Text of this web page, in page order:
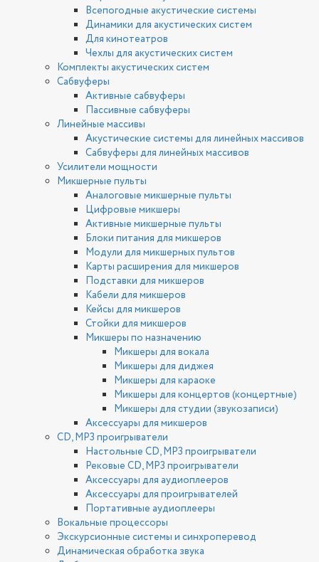
Всепогодные акустические системы
Динамики для акустических систем
Для кинотеатров
Чехлы для акустических систем
Комплекты акустических систем
Сабвуферы
Активные сабвуферы
Пассивные сабвуферы
Линейные массивы
Акустические системы для линейных массивов
Сабвуферы для линейных массивов
Усилители мощности
Микшерные пульты
Аналоговые микшерные пульты
Цифровые микшеры
Активные микшерные пульты
Блоки питания для микшеров
Модули для микшерных пультов
Карты расширения для микшеров
Подставки для микшеров
Кабели для микшеров
Кейсы для микшеров
Стойки для микшеров
Микшеры по назначению
Микшеры для вокала
Микшеры для диджея
Микшеры для караоке
Микшеры для концертов (концертные)
Микшеры для студии (звукозаписи)
Аксессуары для микшеров
CD, MP3 проигрыватели
Настольные CD, MP3 проигрыватели
Рековые CD, MP3 проигрыватели
Аксессуары для аудиоплееров
Аксессуары для проигрывателей
Портативные аудиоплееры
Вокальные процессоры
Экскурсионные системы и синхроперевод
Динамическая обработка звука